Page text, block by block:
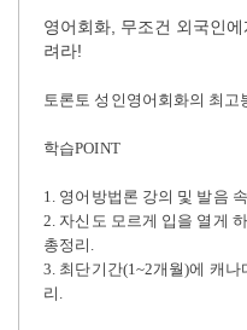
영어회화 무조건 외국인
려라!
토론토 성인영어회화의 최고
학습POINT
1. 영어방법론 강의 및 발음
2. 자신 도 모르게 입을 열게
총정리
3. 최단기간(1~2개월)에 캐나
리